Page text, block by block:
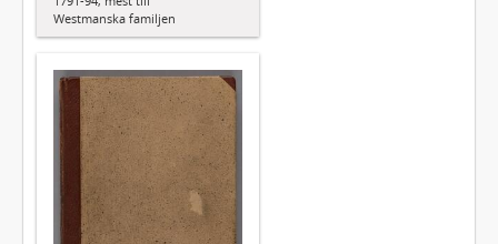
Westmanska familjen